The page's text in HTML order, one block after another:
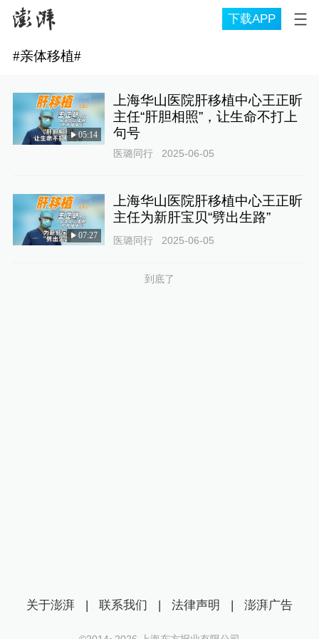
下载APP
#亲体移植#
05:14
上海华山医院肝移植中心王正昕
主任“肝胆相照”，让生命不打上
句号
医璐同行 2025-06-05
07:27
上海华山医院肝移植中心王正昕
主任为新肝宝贝“劈出生路”
医璐同行 2025-06-05
到底了
关于澎湃 | 联系我们 | 法律声明 | 澎湃广告